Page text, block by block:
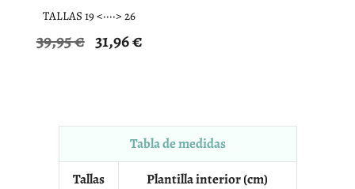
TALLAS 19 <····> 26
39,95€
El
31,96€El
Tabla de medidas
Tallas
Plantilla interior (cm)